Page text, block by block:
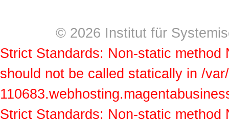
© 2026 Institut für
Strict Standards: Non-static
should not be called statically in /
Strict Standards: Non-static